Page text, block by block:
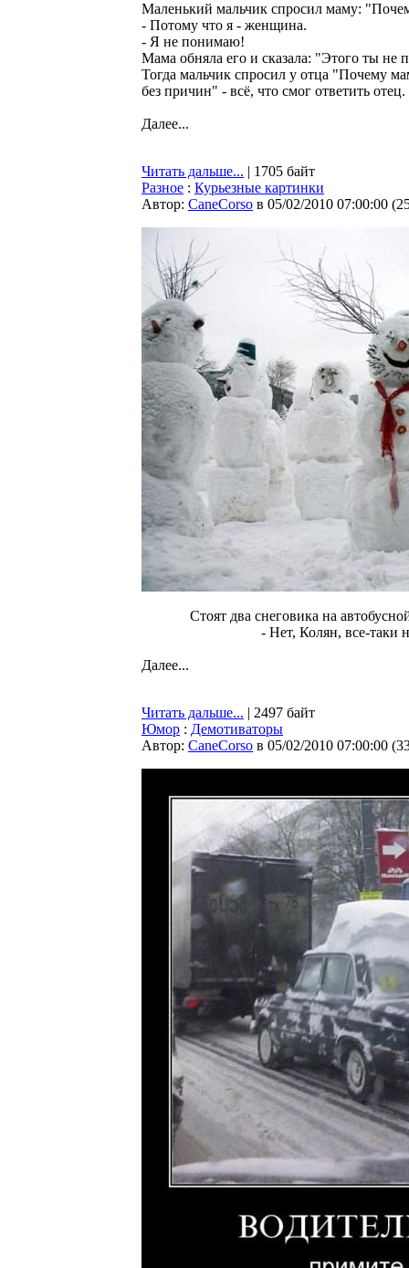
Маленький мальчик спросил маму:
- Потому что я - женщина.
- Я не понимаю!
Мама обняла его и сказала: "Этого ты не
Тогда мальчик спросил у отца "Почему
без причин" - всё, что смог ответить отец.
Далее...
Читать дальше... | 1705 байт
Разное : Курьезные картинки
Автор: CaneCorso в 05/02/2010 07:00:00 (
Стоят два снеговика на
- Нет, Колян, все-таки
Далее...
Читать дальше... | 2497 байт
Юмор : Демотиваторы
Автор: CaneCorso в 05/02/2010 07:00:00 (